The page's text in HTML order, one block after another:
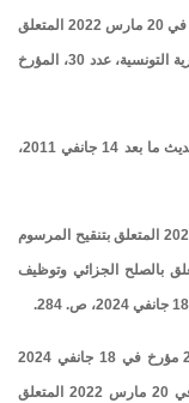
(10) الفصل 6 من المرسوم عدد 13 لسنة 2022 مؤرخ في 20 مارس 2022 المتعلق
بالصلح الجزائي وتوظيف عائداته، الرائد الرسمي للجمهورية التونسية، عدد 30، المؤرخ
(11) خالد الكريشي، تونس ... من الثورة إلى الدولة، حديث ما بعد 14 جانفي 2011،
(12) القانون عدد 3 لسنة 2024 مؤرخ في 18 جانفي 2024 المتعلق بتنقيح المرسوم
2022 المؤرخ في 20 مارس 2022 المتعلق بالصلح الجزائي وتوظيف
(13) الفصل 35 (جديد) من القانون عدد 3 لسنة 2024 مؤرخ في 18 جانفي 2024
المتعلق بتنقيح المرسوم عدد 13 لسنة 2022 المؤرخ في 20 مارس 2022 المتعلق